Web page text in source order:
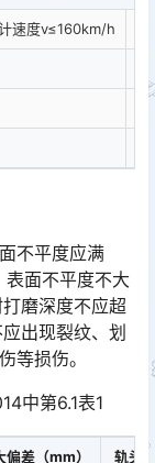
速度v≤160km/h
不平度应满
面不平度不大
磨深度不应超
出现裂纹、划
等损伤。󠅅󠅃󠄵󠅂󠄪󠇖󠆨󠆨󠇕󠆞󠆒󠅬󠇘󠆭󠆘󠇙󠆝󠅵󠇗󠆭󠆁󠄐󠇗󠅹󠅸󠇖󠆍󠅳󠇖󠅹󠅰󠇖󠆌󠅹
中第6.1表1
差（mm） 轨头